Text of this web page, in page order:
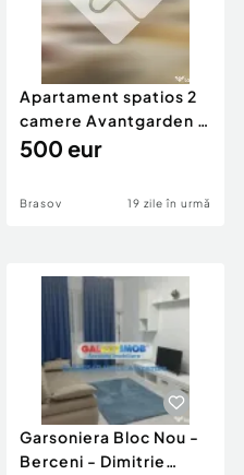
Apartament spatios 2
camere Avantgarden 3
Brasov
500 eur
Brasov 19 zile în urmă
Garsoniera Bloc Nou -
Berceni - Dimitrie